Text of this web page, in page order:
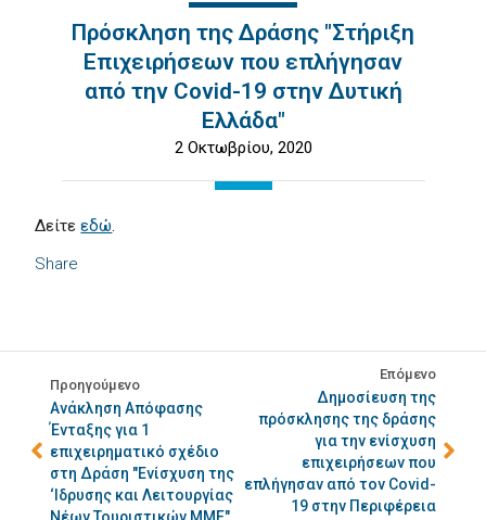
Πρόσκληση της Δράσης "Στήριξη
Επιχειρήσεων που επλήγησαν
από την Covid-19 στην Δυτική
Ελλάδα"
2 Οκτωβρίου, 2020
Share
Δείτεεδώ.
Προηγούμενο
Ανάκληση Απόφασης
Ένταξης για 1
επιχειρηματικό σχέδιο
στη Δράση "Ενίσχυση της
‘Ιδρυσης και Λειτουργίας
Επόμενο
Δημοσίευση της
πρόσκλησης της δράσης
για την ενίσχυση
επιχειρήσεων που
επλήγησαν από τον Covid-
19 στην Περιφέρεια